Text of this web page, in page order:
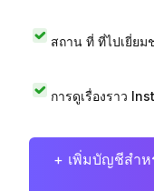
สถาน ที่ ที่ไปเยี่ยม
การดูเรื่องราว
+ เพิ่มบัญชีสำห